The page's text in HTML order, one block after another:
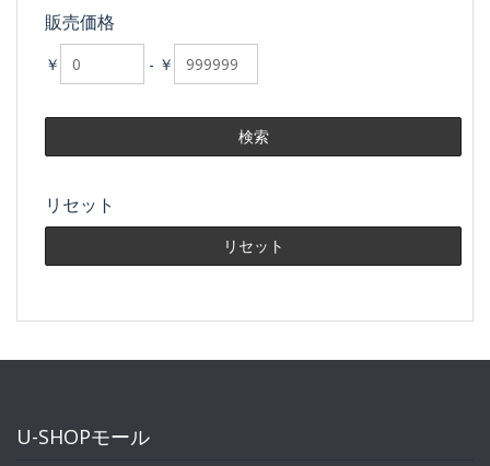
販売価格
￥ - ￥
リセット
U-SHOPモール